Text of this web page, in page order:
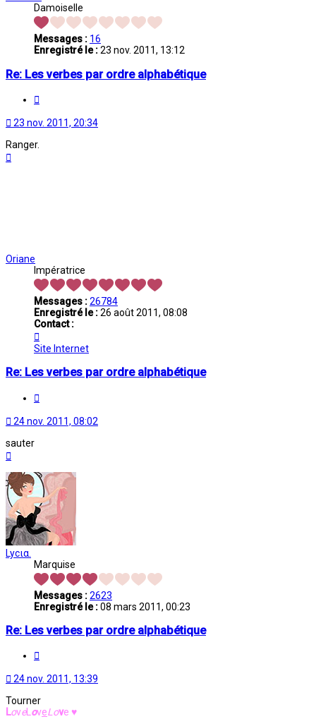
Damoiselle
Messages : 16
Enregistré le :23 nov. 2011, 13:12
Re: Les verbes par ordre alphabétique
23 nov. 2011, 20:34
Ranger.
Oriane
Impératrice
Messages :26784
Enregistré le :26 août 2011, 08:08
Contact :
Oriane
Site Internet
Re: Les verbes par ordre alphabétique
24 nov. 2011, 08:02
sauter
Lycια.
Marquise
Messages :2623
Enregistré le :08 mars 2011, 00:23
Re: Les verbes par ordre alphabétique
24 nov. 2011, 13:39
Tourner
LoveLoveLove ♥